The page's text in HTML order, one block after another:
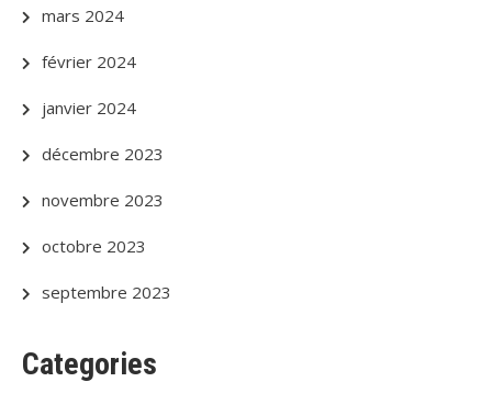
mars 2024
février 2024
janvier 2024
décembre 2023
novembre 2023
octobre 2023
septembre 2023
Categories